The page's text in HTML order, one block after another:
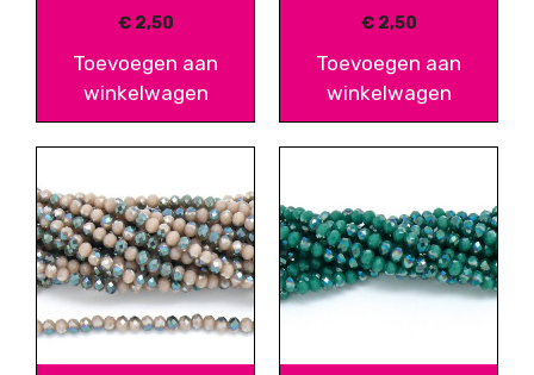
€2,50
Toevoegen aan
winkelwagen
€2,50
Toevoegen aan
winkelwagen